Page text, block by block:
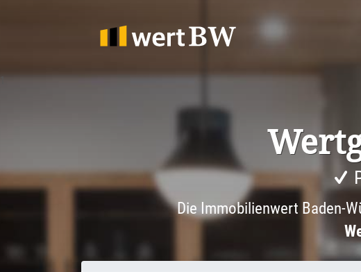
Die Immobilienwert Baden-